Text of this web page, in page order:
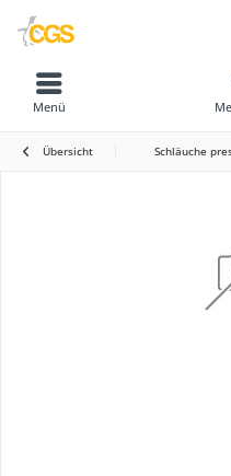
Menü
Übersicht Schläuche